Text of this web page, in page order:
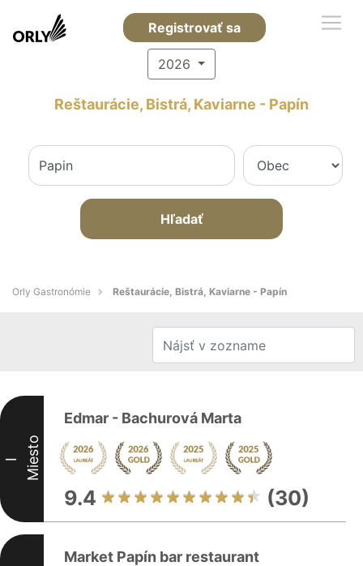
Registrovať sa
2026
Reštaurácie, Bistrá, Kaviarne - Papín
Hľadať
Orly Gastronómie Reštaurácie, Bistrá, Kaviarne - Papín
I Miesto
Edmar - Bachurová Marta
9.4 (30)
Market Papín bar restaurant